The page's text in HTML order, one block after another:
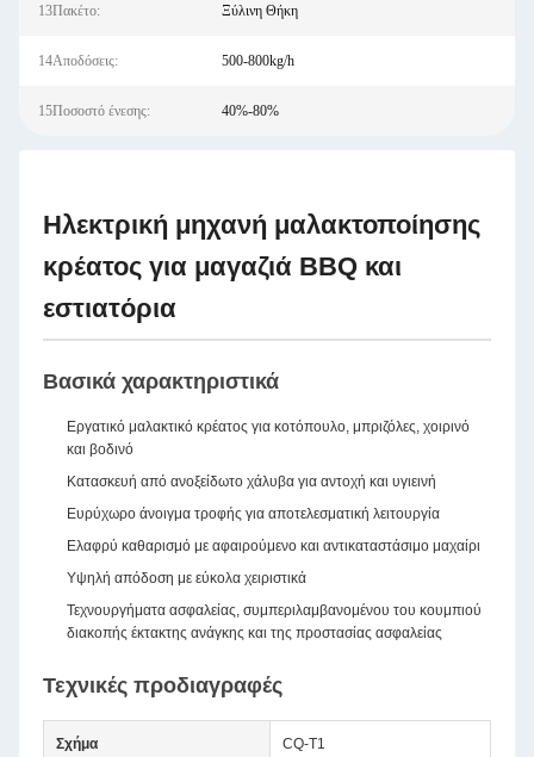
13Πακέτο: Ξύλινη Θήκη
14Αποδόσεις: 500-800kg/h
15Ποσοστό ένεσης: 40%-80%
Ηλεκτρική μηχανή μαλακτοποίησης
κρέατος για μαγαζιά BBQ και
εστιατόρια
Βασικά χαρακτηριστικά
Εργατικό μαλακτικό κρέατος για κοτόπουλο, μπριζόλες, χοιρινό
και βοδινό
Κατασκευή από ανοξείδωτο χάλυβα για αντοχή και υγιεινή
Ευρύχωρο άνοιγμα τροφής για αποτελεσματική λειτουργία
Ελαφρύ καθαρισμό με αφαιρούμενο και αντικαταστάσιμο μαχαίρι
Υψηλή απόδοση με εύκολα χειριστικά
Τεχνουργήματα ασφαλείας, συμπεριλαμβανομένου του κουμπιού
διακοπής έκτακτης ανάγκης και της προστασίας ασφαλείας
Τεχνικές προδιαγραφές
Σχήμα CQ-T1